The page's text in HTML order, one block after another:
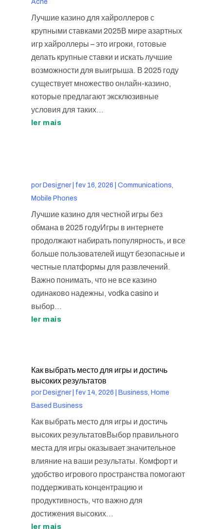
Acne
Лучшие казино для хайроллеров с
крупными ставками 2025В мире азартных
игр хайроллеры – это игроки, готовые
делать крупные ставки и искать лучшие
возможности для выигрыша. В 2025 году
существует множество онлайн-казино,
которые предлагают эксклюзивные
условия для таких...
ler mais
por Designer| fev 16, 2026
Communications,
Mobile Phones
Лучшие казино для честной игры без
обмана в 2025 годуИгры в интернете
продолжают набирать популярность, и все
больше пользователей ищут безопасные и
честные платформы для развлечений.
Важно понимать, что не все казино
одинаково надежны, vodka casino и
выбор...
ler mais
Как выбрать место для игры и достичь
высоких результатов
por Designer| fev 14, 2026
Business, Home
Based Business
Как выбрать место для игры и достичь
высоких результатовВыбор правильного
места для игры оказывает значительное
влияние на ваши результаты. Комфорт и
удобство игрового пространства помогают
поддерживать концентрацию и
продуктивность, что важно для
достижения высоких...
ler mais